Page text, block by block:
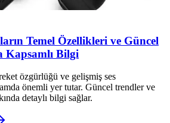
Temel Özellikleri ve Güncel
Kapsamlı Bilgi
özgürlüğü ve gelişmiş ses
önemli yer tutar. Güncel trendler ve
detaylı bilgi sağlar.